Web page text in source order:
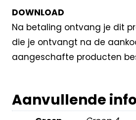
DOWNLOAD
Na betaling ontvang je dit
die je ontvangt na de
aangeschafte producten
Aanvullende